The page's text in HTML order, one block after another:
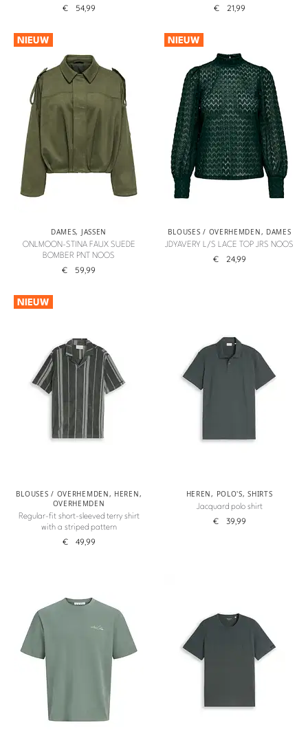
€ 54,99 € 21,99
NIEUW
DAMES, JASSEN
ONLMOON-STINA FAUX SUEDE
BOMBER PNT NOOS
€ 59,99
NIEUW
BLOUSES / OVERHEMDEN, DAMES
JDYAVERY L/S LACE TOP JRS NOOS
€ 24,99
NIEUW
BLOUSES / OVERHEMDEN, HEREN,
OVERHEMDEN
Regular-fit short-sleeved terry shirt
with a striped pattern
€ 49,99
HEREN, POLO'S,SHIRTS
Jacquard polo shirt
€ 39,99